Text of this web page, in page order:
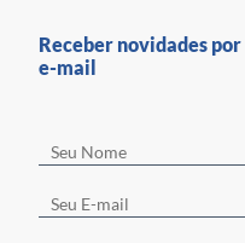
Receber novidades por
e-mail